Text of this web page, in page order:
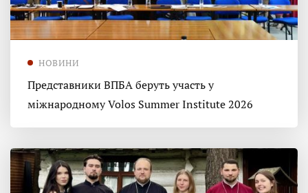
НОВИНИ
Представники ВПБА беруть участь у
міжнародному Volos Summer Institute 2026